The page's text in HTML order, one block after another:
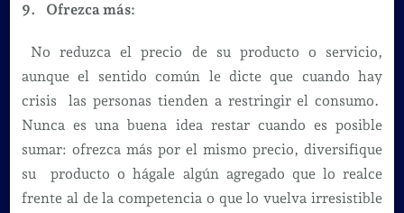
9. Ofrezca más:
No reduzca el precio de su producto o servicio,
aunque el sentido común le dicte que cuando hay
crisis las personas tienden a restringir el consumo.
Nunca es una buena idea restar cuando es posible
sumar: ofrezca más por el mismo precio, diversifique
su producto o hágale algún agregado que lo realce
frente al de la competencia o que lo vuelva irresistible